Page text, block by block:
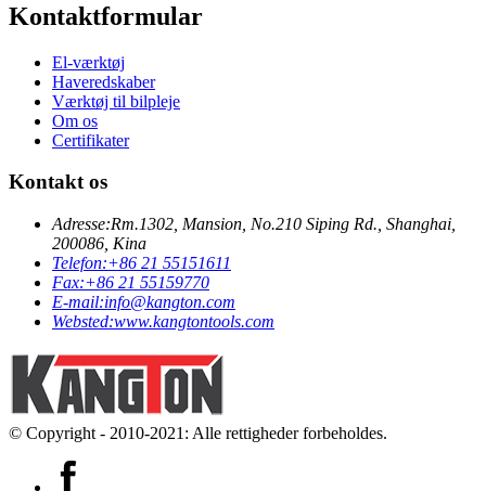
Kontaktformular
El-værktøj
Haveredskaber
Værktøj til bilpleje
Om os
Certifikater
Kontakt os
Adresse:Rm.1302, Mansion, No.210 Siping Rd., Shanghai,
200086, Kina
Telefon:+86 21 55151611
Fax:+86 21 55159770
E-mail:info@kangton.com
Websted:www.kangtontools.com
© Copyright - 2010-2021: Alle rettigheder forbeholdes.